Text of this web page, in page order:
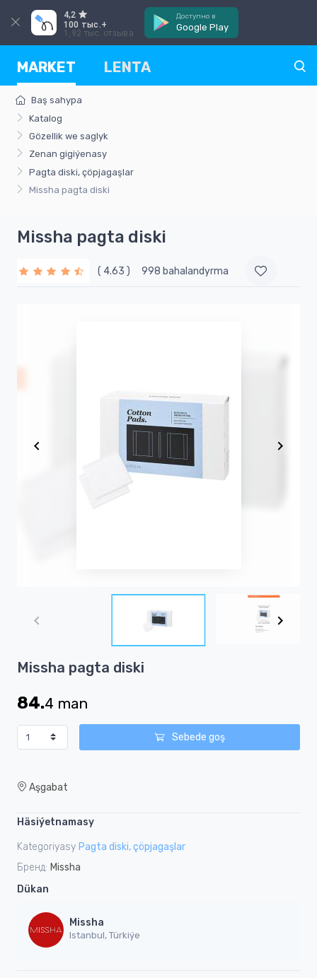
4,2
100 тыс.+
1,92 тыс. отзыва
Доступно в
Google Play
MARKET LENTA
Baş sahypa
Katalog
Gözellik we saglyk
Zenan gigiýenasy
Pagta diski, çöpjagaşlar
Missha pagta diski
Missha pagta diski
( 4.63 ) 998 bahalandyrma
1
3
Missha pagta diski
84.4 man
Sebede goş
Aşgabat
Häsiýetnamasy
Kategoriyasy Pagta diski, çöpjagaşlar
Бренд: Missha
Dükan
Missha
Istanbul, Türkiýe